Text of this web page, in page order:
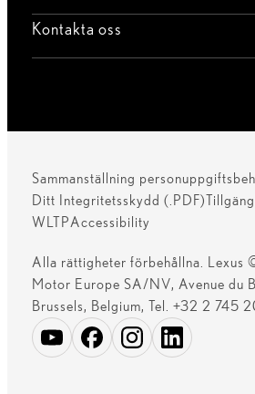
Kontakta oss
Sammanställning
Ditt Integritetsskydd (.PDF)
WLTPAccessibility
Alla rättigheter förbehållna. Lexus
Motor Europe SA/NV, Avenue du
Brussels, Belgium, Tel. +32 2 745